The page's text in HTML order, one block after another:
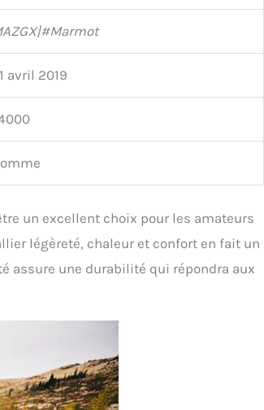
avril 2019
un excellent choix pour les amateurs
légèreté, chaleur et confort en fait un
assure une durabilité qui répondra aux